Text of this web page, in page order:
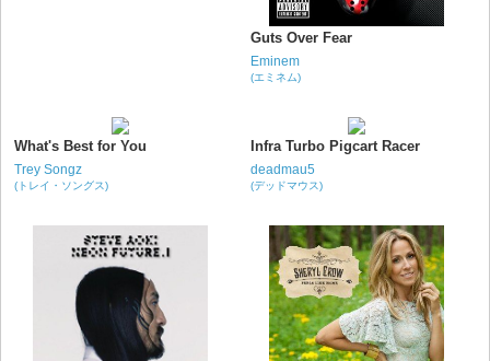
Guts Over Fear
Eminem
(エミネム)
What's Best for You
Trey Songz
(トレイ・ソングス)
Infra Turbo Pigcart Racer
deadmau5
(デッドマウス)